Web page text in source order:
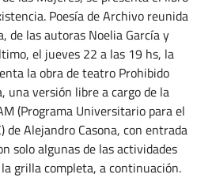
Poesía de Archivo reunida
de las autoras Noelia García y
el jueves 22 a las 19 hs, la
la obra de teatro Prohibido
una versión libre a cargo de la
(Programa Universitario para el
de Alejandro Casona, con entrada
solo algunas de las actividades
grilla completa, a continuación.